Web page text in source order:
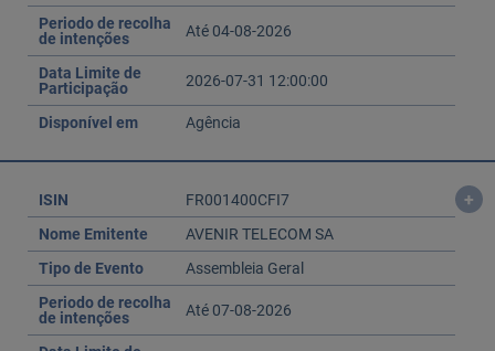
Periodo de recolha
de intenções
Até 04-08-2026
Data Limite de
Participação
2026-07-31 12:00:00
Disponível em Agência
ISIN FR001400CFI7 +
Nome Emitente
AVENIR TELECOM SA
Tipo de Evento
Assembleia Geral
Periodo de recolha
de intenções
Até 07-08-2026